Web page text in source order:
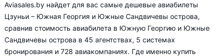
Aviasales.by найдет для вас самые дешевые авиабилеты
Цзуньи – Южная Георгия и Южные Сандвичевы острова,
сравнив стоимость авиабилета в Южную Георгию и Южные
Сандвичевы острова в 45 агентствах, 5 системах
бронирования и 728 авиакомпаниях. Где именно купить